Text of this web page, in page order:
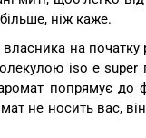
ніж каже.
на початку
iso e super
попрямує
не носить вас,